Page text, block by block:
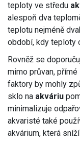
teploty ve středu
alespoň dva
teplotu nejméně
období, kdy teploty
Rovněž se
mimo průvan,
faktory by mohly
sklo na akváriu
minimalizuje
akvaristé také
akvárium, která